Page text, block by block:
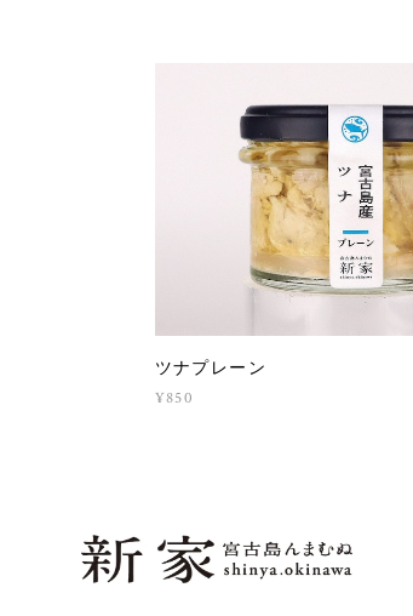
ツナプレーン
¥850